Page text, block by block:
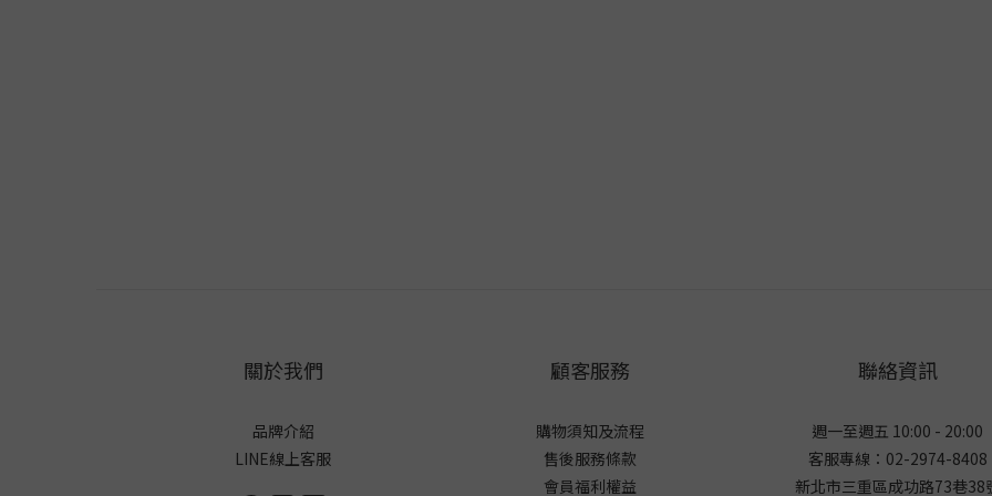
關於我們
品牌介紹
LINE線上客服
顧客服務
購物須知及流程
售後服務條款
會員福利權益
聯絡資訊
週一至週五 10:00 - 20:00
客服專線：02-2974-8408
新北市三重區成功路73巷38